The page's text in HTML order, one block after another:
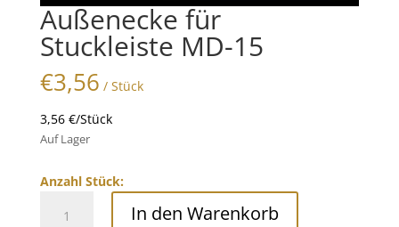
Außenecke für
Stuckleiste MD-15
€3,56 / Stück
3,56 €/Stück
Auf Lager
Anzahl Stück:
In den Warenkorb